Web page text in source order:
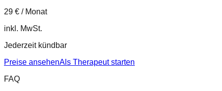
29 € / Monat
inkl. MwSt.
Jederzeit kündbar
Preise ansehenAls Therapeut starten
FAQ